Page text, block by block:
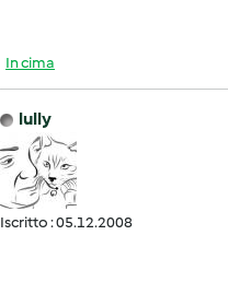
In cima
lully
Iscritto : 05.12.2008